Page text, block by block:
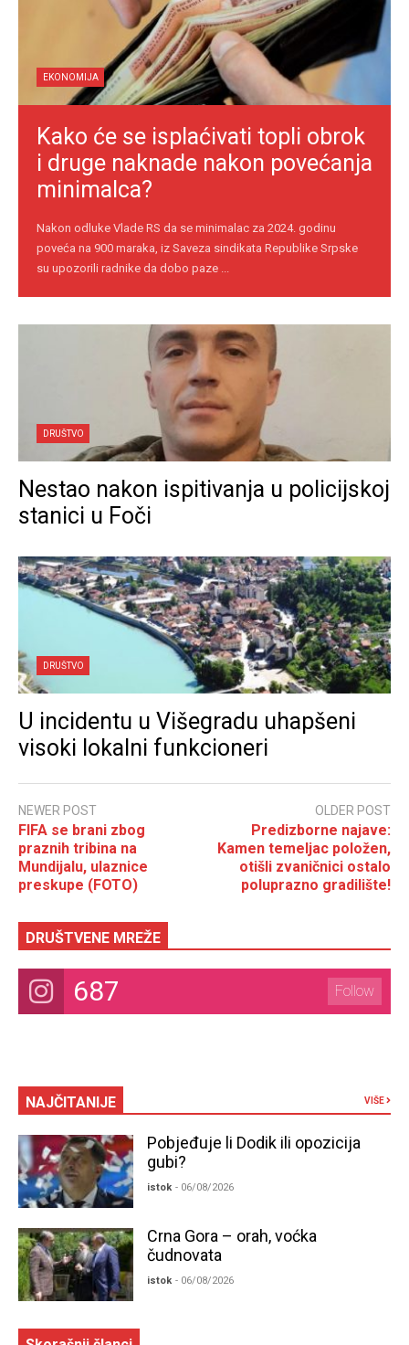
EKONOMIJA
Kako će se isplaćivati topli obrok
i druge naknade nakon povećanja
minimalca?
Nakon odluke Vlade RS da se minimalac za 2024. godinu
poveća na 900 maraka, iz Saveza sindikata Republike Srpske
su upozorili radnike da dobo paze ...
DRUŠTVO
Nestao nakon ispitivanja u policijskoj
stanici u Foči
DRUŠTVO
U incidentu u Višegradu uhapšeni
visoki lokalni funkcioneri
NEWER POST
FIFA se brani zbog
praznih tribina na
Mundijalu, ulaznice
preskupe (FOTO)
OLDER POST
Predizborne najave:
Kamen temeljac položen,
otišli zvaničnici ostalo
poluprazno gradilište!
DRUŠTVENE MREŽE
687 Follow
NAJČITANIJE VIŠE
Pobjeđuje li Dodik ili opozicija
gubi?
istok - 06/08/2026
Crna Gora – orah, voćka
čudnovata
istok - 06/08/2026